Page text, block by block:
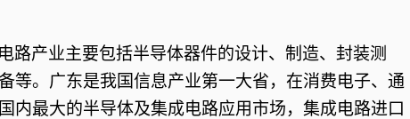
路产业主要包括半导体器件的设计、制造、封装测
等。广东是我国信息产业第一大省，在消费电子、通
内最大的半导体及集成电路应用市场，集成电路进口